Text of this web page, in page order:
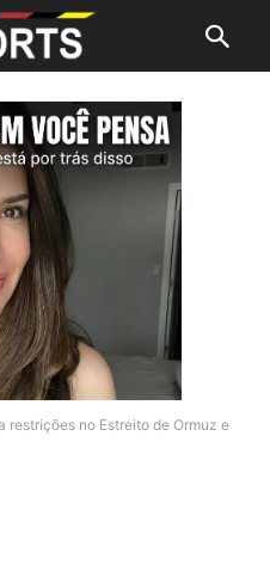
restrições no Estreito de Ormuz e